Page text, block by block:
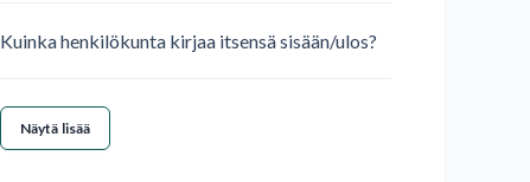
Kuinka henkilökunta kirjaa itsensä sisään/ulos?
Näytä lisää